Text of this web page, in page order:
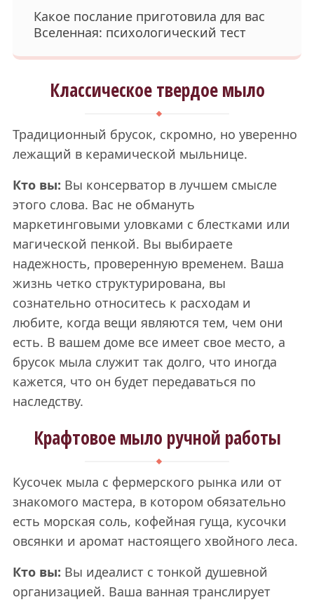
Какое послание приготовила для вас
Вселенная: психологический тест
Классическое твердое мыло
Традиционный брусок, скромно, но уверенно
лежащий в керамической мыльнице.
Кто вы: Вы консерватор в лучшем смысле
этого слова. Вас не обмануть
маркетинговыми уловками с блестками или
магической пенкой. Вы выбираете
надежность, проверенную временем. Ваша
жизнь четко структурирована, вы
сознательно относитесь к расходам и
любите, когда вещи являются тем, чем они
есть. В вашем доме все имеет свое место, а
брусок мыла служит так долго, что иногда
кажется, что он будет передаваться по
наследству.
Крафтовое мыло ручной работы
Кусочек мыла с фермерского рынка или от
знакомого мастера, в котором обязательно
есть морская соль, кофейная гуща, кусочки
овсянки и аромат настоящего хвойного леса.
Кто вы: Вы идеалист с тонкой душевной
организацией. Ваша ванная транслирует